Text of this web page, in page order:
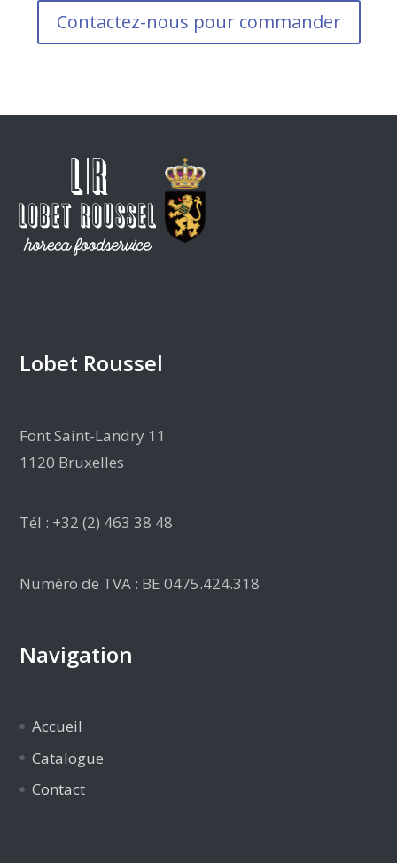
Contactez-nous pour commander
Lobet Roussel
Font Saint-Landry 11
1120 Bruxelles
Tél : +32 (2) 463 38 48
Numéro de TVA : BE 0475.424.318
Navigation
Accueil
Catalogue
Contact